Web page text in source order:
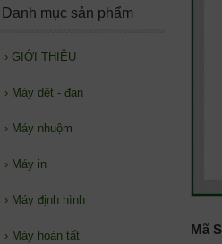
Mã
Danh mục sản phẩm
› GIỚI THIỆU
› Máy dệt - đan
› Máy nhuộm
› Máy in
› Máy định hình
› Máy hoàn tất